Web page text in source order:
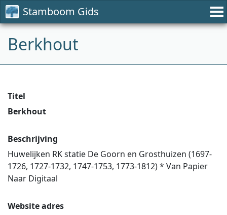
Stamboom Gids
Berkhout
Titel
Berkhout
Beschrijving
Huwelijken RK statie De Goorn en Grosthuizen (1697-
1726, 1727-1732, 1747-1753, 1773-1812) * Van Papier
Naar Digitaal
Website adres